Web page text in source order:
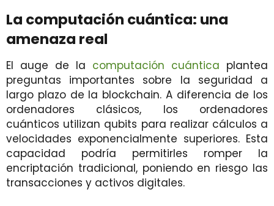
La computación cuántica: una
amenaza real
El auge de la computación cuántica plantea
preguntas importantes sobre la seguridad a
largo plazo de la blockchain. A diferencia de los
ordenadores clásicos, los ordenadores
cuánticos utilizan qubits para realizar cálculos a
velocidades exponencialmente superiores. Esta
capacidad podría permitirles romper la
encriptación tradicional, poniendo en riesgo las
transacciones y activos digitales.